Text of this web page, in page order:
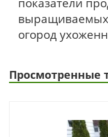
выращиваемых
огород
Просмотренные